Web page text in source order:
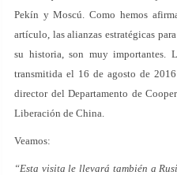
Pekín y Moscú. Como hemos
artículo, las alianzas estratégicas
su historia, son muy importantes.
transmitida el 16 de agosto de
director del Departamento de
Liberación de China.
Veamos:
“Esta visita le llevará también a